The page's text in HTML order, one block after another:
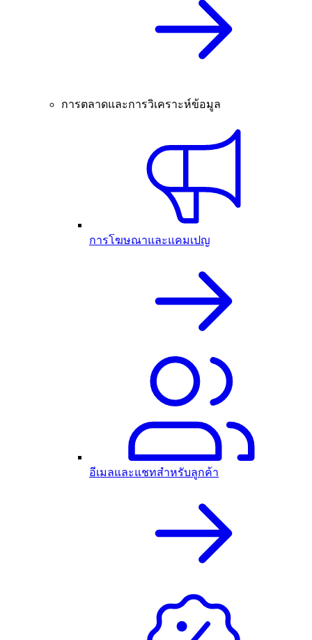
การตลาดและการวิเคราะห์ข้อมูล
การโฆษณาและแคมเปญ
อีเมลและแชทสำหรับลูกค้า